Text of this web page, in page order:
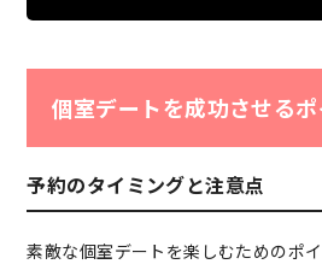
個室デートを成功させるポ
予約のタイミングと注意点
素敵な個室デートを楽しむためのポ